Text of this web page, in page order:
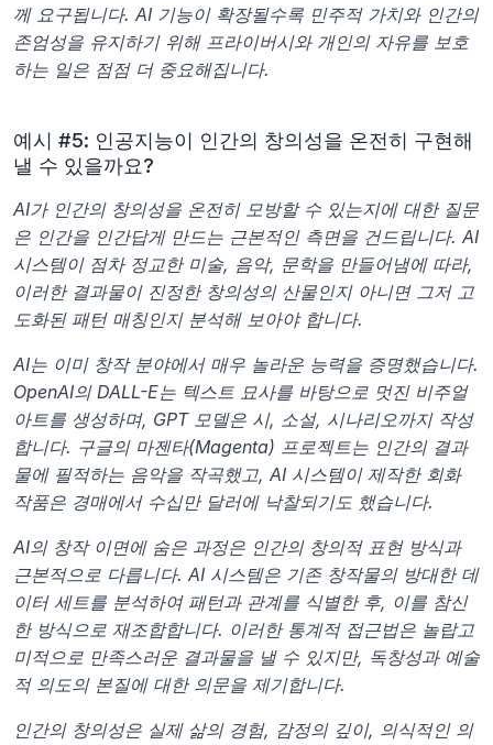
께 요구됩니다. AI 기능이 확장될수록 민주적 가치와 인간의
존엄성을 유지하기 위해 프라이버시와 개인의 자유를 보호
하는 일은 점점 더 중요해집니다.
예시 #5: 인공지능이 인간의 창의성을 온전히 구현해
낼 수 있을까요?
AI가 인간의 창의성을 온전히 모방할 수 있는지에 대한 질문
은 인간을 인간답게 만드는 근본적인 측면을 건드립니다. AI
시스템이 점차 정교한 미술, 음악, 문학을 만들어냄에 따라,
이러한 결과물이 진정한 창의성의 산물인지 아니면 그저 고
도화된 패턴 매칭인지 분석해 보아야 합니다.
AI는 이미 창작 분야에서 매우 놀라운 능력을 증명했습니다.
OpenAI의 DALL-E는 텍스트 묘사를 바탕으로 멋진 비주얼
아트를 생성하며, GPT 모델은 시, 소설, 시나리오까지 작성
합니다. 구글의 마젠타(Magenta) 프로젝트는 인간의 결과
물에 필적하는 음악을 작곡했고, AI 시스템이 제작한 회화
작품은 경매에서 수십만 달러에 낙찰되기도 했습니다.
AI의 창작 이면에 숨은 과정은 인간의 창의적 표현 방식과
근본적으로 다릅니다. AI 시스템은 기존 창작물의 방대한 데
이터 세트를 분석하여 패턴과 관계를 식별한 후, 이를 참신
한 방식으로 재조합합니다. 이러한 통계적 접근법은 놀랍고
미적으로 만족스러운 결과물을 낼 수 있지만, 독창성과 예술
적 의도의 본질에 대한 의문을 제기합니다.
인간의 창의성은 실제 삶의 경험, 감정의 깊이, 의식적인 의